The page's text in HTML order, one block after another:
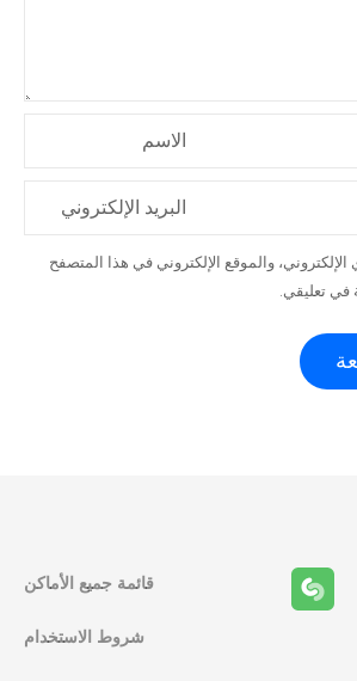
الاسم
البريد الإلكتروني
والموقع الإلكتروني في هذا المتصفح
في تعليقي.
قائمة جميع الأماكن
شروط الاستخدام